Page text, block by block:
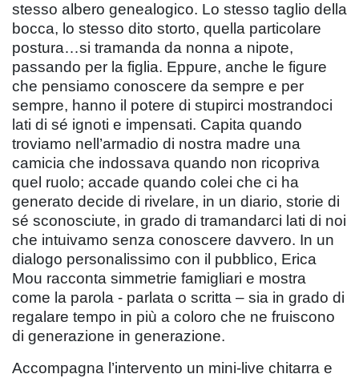
stesso albero genealogico. Lo stesso taglio della
bocca, lo stesso dito storto, quella particolare
postura…si tramanda da nonna a nipote,
passando per la figlia. Eppure, anche le figure
che pensiamo conoscere da sempre e per
sempre, hanno il potere di stupirci mostrandoci
lati di sé ignoti e impensati. Capita quando
troviamo nell’armadio di nostra madre una
camicia che indossava quando non ricopriva
quel ruolo; accade quando colei che ci ha
generato decide di rivelare, in un diario, storie di
sé sconosciute, in grado di tramandarci lati di noi
che intuivamo senza conoscere davvero. In un
dialogo personalissimo con il pubblico, Erica
Mou racconta simmetrie famigliari e mostra
come la parola - parlata o scritta – sia in grado di
regalare tempo in più a coloro che ne fruiscono
di generazione in generazione.
Accompagna l’intervento un mini-live chitarra e